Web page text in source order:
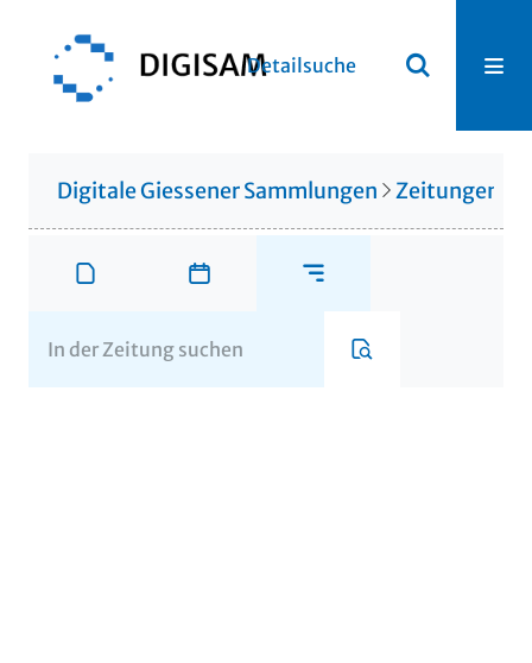
Detailsuche
Digitale Giessener Sammlungen Zeitungen